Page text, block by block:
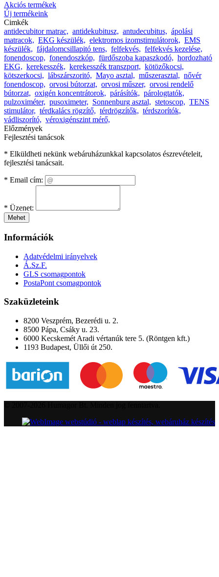
Akciós termékek
Új termékeink
Cimkék
antidecubitor matrac, antidekubitusz, antudecubitus, ápolási
matracok, EKG készülék, elektromos izomstimulátorok, EMS
készülék, fájdalomcsillapitó tens, felfekvés, felfekvés kezelése,
fonendoscop, fonendoszkóp, fürdőszoba kapaszkodó, hordozható
EKG, kerekesszék, kerekesszék transzport, kötözőkocsi,
kötszerkocsi, lábszárszoritó, Mayo asztal, műszerasztal, nővér
fonendoscop, orvosi bútorzat, orvosi műszer, orvosi rendelő
bútorzat, oxigén koncentrátorok, párásítók, párologtatók,
pulzoximéter, pusoximeter, Sonnenburg asztal, stetoscop, TENS
stimulátor, térdkalács rögzítő, térdrögzítők, térdszorítók,
vádliszorító, véroxigénszint mérő,
Előzmények
Fejlesztési tanácsok
* Elküldheti nekünk webáruházunkkal kapcsolatos észrevételeit,
fejlesztési tanácsait.
* Email cím:
* Üzenet:
Mehet
Információk
Adatvédelmi irányelvek
Á.Sz.F.
GLS csomagpontok
PostaPont csomagpontok
Szaküzleteink
8200 Veszprém, Bezerédi u. 2.
8500 Pápa, Csáky u. 23.
6000 Kecskemét Aradi vértanúk tere 5. (Röntgen kft.)
1193 Budapest, Üllői út 250.